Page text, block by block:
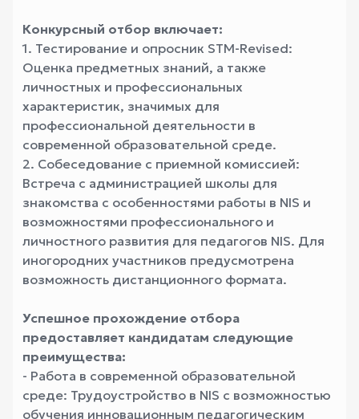
Конкурсный отбор включает:
1. Тестирование и опросник STM-Revised:
Оценка предметных знаний, а также
личностных и профессиональных
характеристик, значимых для
профессиональной деятельности в
современной образовательной среде.
2. Собеседование с приемной комиссией:
Встреча с администрацией школы для
знакомства с особенностями работы в NIS и
возможностями профессионального и
личностного развития для педагогов NIS. Для
иногородних участников предусмотрена
возможность дистанционного формата.
Успешное прохождение отбора
предоставляет кандидатам следующие
преимущества:
- Работа в современной образовательной
среде: Трудоустройство в NIS с возможностью
обучения инновационным педагогическим